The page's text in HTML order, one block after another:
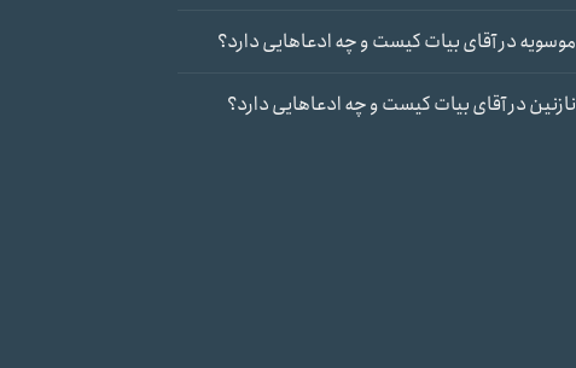
موسویهدرآقای بیات کیست و چه ادعاهایی دارد؟
نازنیندرآقای بیات کیست و چه ادعاهایی دارد؟